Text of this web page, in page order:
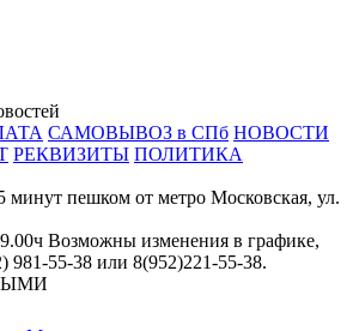
САМОВЫВОЗ в СПб НОВОСТИ
РЕКВИЗИТЫ ПОЛИТИКА
минут пешком от метро Московская, ул.
Возможны изменения в графике,
981-55-38 или 8(952)221-55-38.